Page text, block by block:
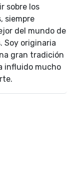
sobre los
siempre
del mundo de
Soy originaria
gran tradición
influido mucho